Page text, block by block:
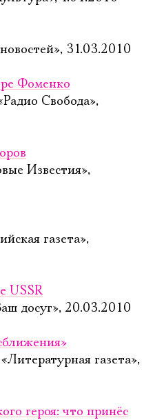
31.03.2010
Фоменко
Свобода»,
Известия»,
газета»,
USSR
досуг», 20.03.2010
газета»,
героя: что принёс